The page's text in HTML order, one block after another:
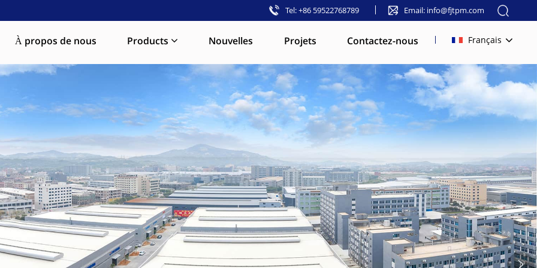
Tel: +86 59522768789 Email: info@fjtpm.com
À propos de nous Products Nouvelles Projets Contactez-nous Français
English
français
русский
español
العربية